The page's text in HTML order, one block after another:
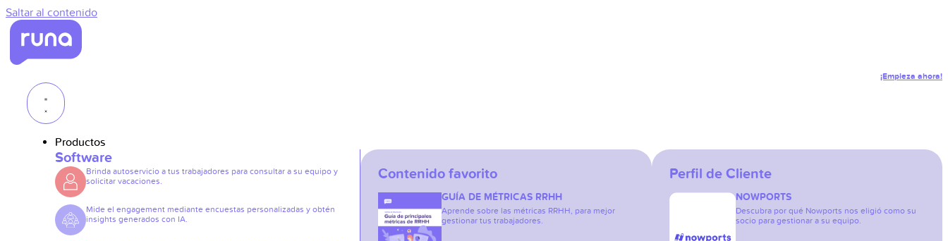
Saltar al contenido
¡Empieza ahora!
Productos
Software
Brinda autoservicio a tus trabajadores para consultar a su equipo y
solicitar vacaciones.
Mide el engagement mediante encuestas personalizadas y obtén
insights generados con IA.
Contenido favorito
GUÍA DE MÉTRICAS RRHH
Aprende sobre las métricas RRHH, para mejor
gestionar tus trabajadores.
Perfil de Cliente
NOWPORTS
Descubra por qué Nowports nos eligió como su
socio para gestionar a su equipo.